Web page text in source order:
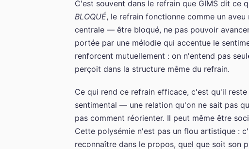
C'est souvent dans le refrain que GIMS dit ce
BLOQUÉ, le refrain fonctionne comme un
centrale — être bloqué, ne pas pouvoir
portée par une mélodie qui accentue le
renforcent mutuellement : on n'entend pas
perçoit dans la structure même du refrain.
Ce qui rend ce refrain efficace, c'est qu'il
sentimental — une relation qu'on ne sait pas
pas comment réorienter. Il peut même être
Cette polysémie n'est pas un flou artistique :
reconnaître dans le propos, quel que soit son